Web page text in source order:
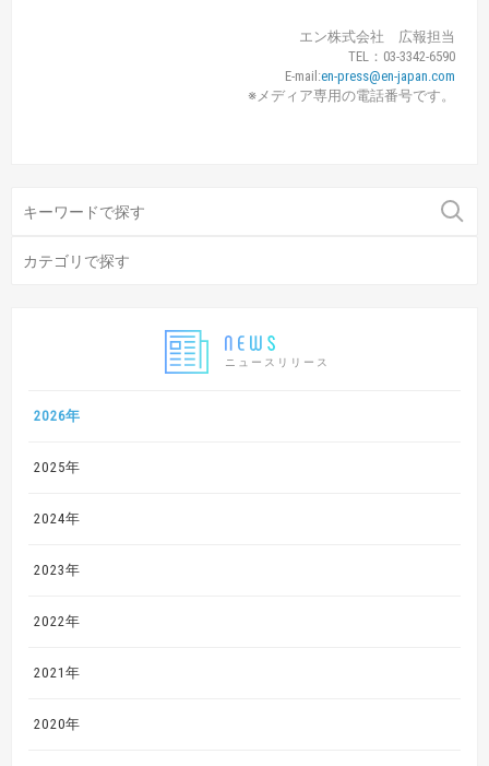
ニュースリリース
2026年
2025年
2024年
2023年
2022年
2021年
2020年
エン株式会社 広報担当
TEL：03-3342-6590
E-mail:en-press@en-japan.com
※メディア専用の電話番号です。